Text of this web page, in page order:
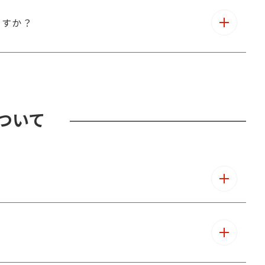
か？
いて